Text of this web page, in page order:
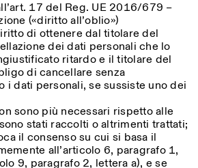
17 del Reg. UE 2016/679 –
(«diritto all’oblio»)
di ottenere dal titolare del
dei dati personali che lo
ritardo e il titolare del
di cancellare senza
i dati personali, se sussiste uno dei
sono più necessari rispetto alle
stati raccolti o altrimenti trattati;
il consenso su cui si basa il
all’articolo 6, paragrafo 1,
9, paragrafo 2, lettera a), e se